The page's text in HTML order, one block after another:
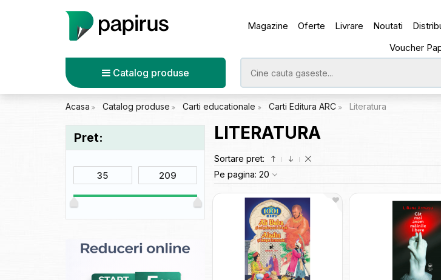
Magazine Oferte Livrare Noutati
Voucher
Catalog produse
Acasa Catalog produse Carti educationale Carti Editura ARC Literatura
Pret: LITERATURA
Sortare pret:
Pe pagina: 20